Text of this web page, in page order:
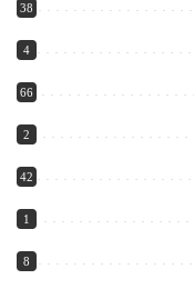
38
4
66
2
42
1
8